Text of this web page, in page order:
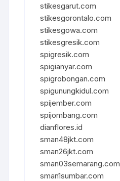
stikesgarut.com
stikesgorontalo.com
stikesgowa.com
stikesgresik.com
spigresik.com
spigianyar.com
spigrobongan.com
spigunungkidul.com
spijember.com
spijombang.com
dianflores.id
sman48jkt.com
sman26jkt.com
sman03semarang.com
sman1sumbar.com